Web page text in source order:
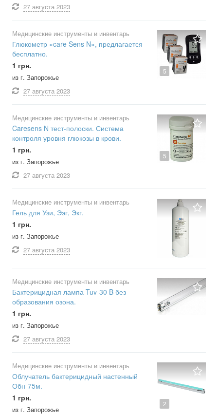
27 августа 2023
5
Медицинские инструменты и инвентарь
Глюкометр «care Sens N», предлагается
бесплатно.
1 грн.
из г. Запорожье
27 августа 2023
5
Медицинские инструменты и инвентарь
Caresens N тест-полоски. Система
контроля уровня глюкозы в крови.
1 грн.
из г. Запорожье
27 августа 2023
Медицинские инструменты и инвентарь
Гель для Узи, Ээг, Экг.
1 грн.
из г. Запорожье
27 августа 2023
Медицинские инструменты и инвентарь
Бактерицидная лампа Tuv-30 B без
образования озона.
1 грн.
из г. Запорожье
27 августа 2023
2
Медицинские инструменты и инвентарь
Облучатель бактерицидный настенный
Обн-75м.
1 грн.
из г. Запорожье